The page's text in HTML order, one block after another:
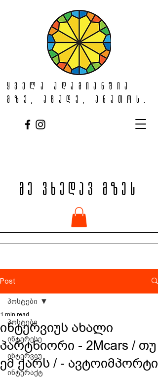
მე ვხედავ მზეს
ყველა ადამიანშია
მზე, აცადე, ანათოს.
Post
პოსტები
ინტერესე
ინტერვიუ
ინტერაქტ
პოსტები
ინტერვიუს ახალი
პარტნიორი - 2Mcars / თუ
ემ ქარს / - ავტოიმპორტი
1 min read